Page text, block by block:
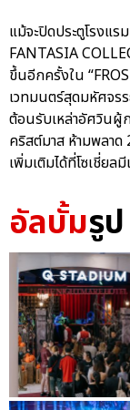
แม้จะปิดประตูโรงแ
FANTASIA
ขึ้นอีกครั้งใน
เวทมนตร์สุดมหัศจร
ต้อนรับเหล่าอัศวินผู้
คริสต์มาส ห้ามพลาด
เพิ่มเติมได้ที่โซเชี่ย
อัลบั้มรูป